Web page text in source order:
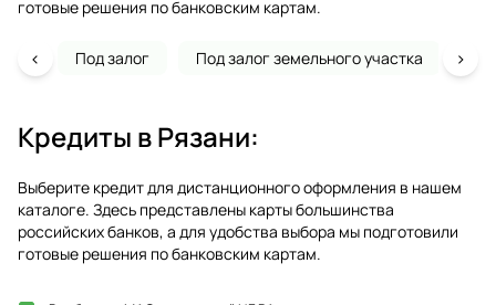
готовые решения по банковским картам.
Под залог Под залог земельного участка
‹ ›
Кредиты вРязани:
Выберите кредит для дистанционного оформления в нашем
каталоге. Здесь представлены карты большинства
российских банков, а для удобства выбора мы подготовили
готовые решения по банковским картам.